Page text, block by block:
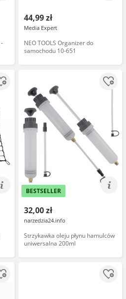
44,99 zł
Media Expert
NEO TOOLS Organizer do
samochodu 10-651
BESTSELLER
32,00 zł
narzedzia24.info
Strzykawka oleju płynu hamulców
uniwersalna 200ml